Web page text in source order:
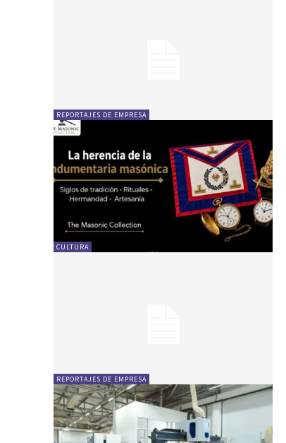
REPORTAJES DE EMPRESA
CULTURA
REPORTAJES DE EMPRESA